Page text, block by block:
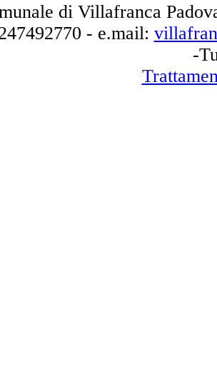
di Villafranca
- e.mail:
-